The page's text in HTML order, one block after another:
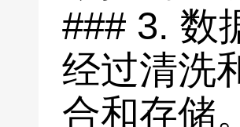
### 3. 数
经过清洗
合和存储